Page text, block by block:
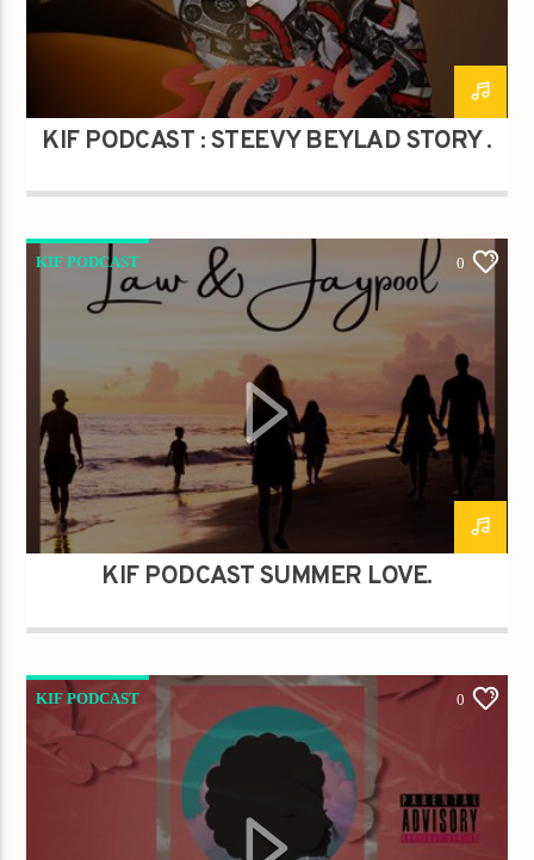
KIF PODCAST : STEEVY BEYLAD STORY .
KIF PODCAST 0
KIF PODCAST SUMMER LOVE.
KIF PODCAST 0